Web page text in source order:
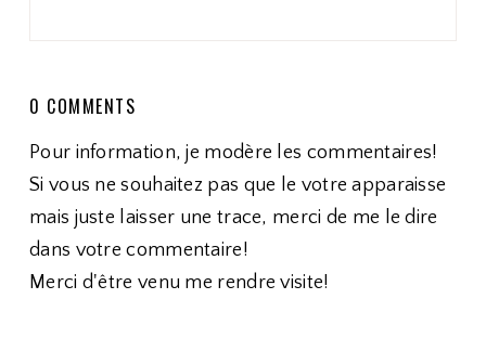
0 COMMENTS
Pour information, je modère les commentaires!
Si vous ne souhaitez pas que le votre apparaisse
mais juste laisser une trace, merci de me le dire
dans votre commentaire!
Merci d'être venu me rendre visite!